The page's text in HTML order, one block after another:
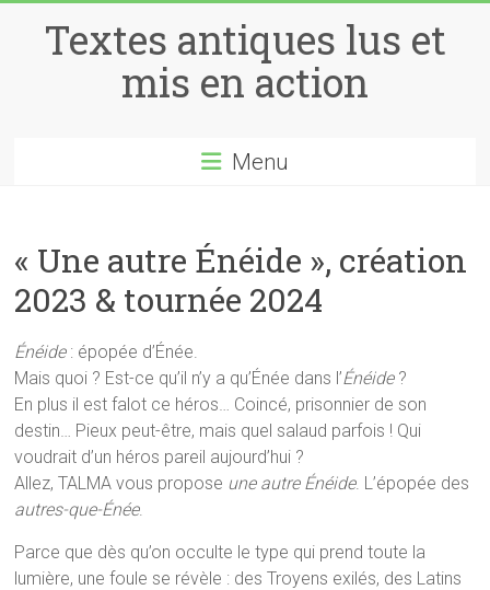
contentTextes antiques lus et
mis en action
Menu
« Une autre Énéide », création
2023 & tournée 2024
Énéide: épopée d’Énée.
Mais quoi ? Est-ce qu’il n’y a qu’Énée dans l’Énéide ?
En plus il est falot ce héros… Coincé, prisonnier de son
destin… Pieux peut-être, mais quel salaud parfois ! Qui
voudrait d’un héros pareil aujourd’hui ?
Allez, TALMA vous propose une autre Énéide. L’épopée des
autres-que-Énée.
Parce que dès qu’on occulte le type qui prend toute la
lumière, une foule se révèle : des Troyens exilés, des Latins